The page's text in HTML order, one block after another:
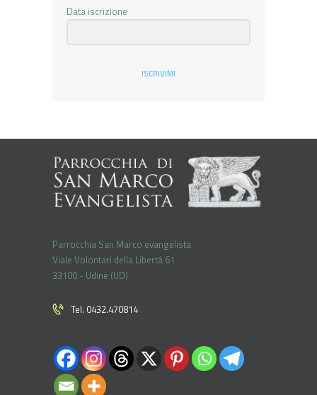
Data iscrizione
ISCRIVIMI
Parrocchia San Marco evangelista
Viale Volontari della Libertá 61
33100 - Udine (UD)
Tel. 0432.470814